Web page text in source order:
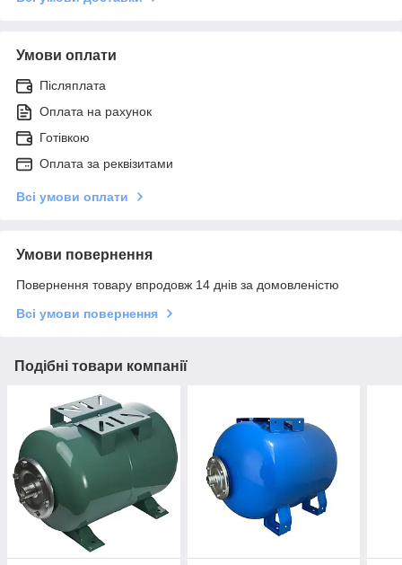
Умови оплати
Післяплата
Оплата на рахунок
Готівкою
Оплата за реквізитами
Всі умови оплати
Умови повернення
Повернення товару впродовж 14 днів за домовленістю
Всі умови повернення
Подібні товари компанії